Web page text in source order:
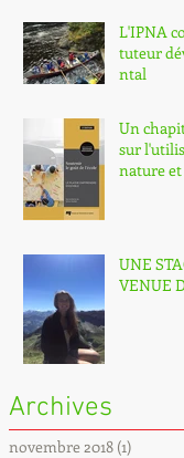
L'IPNA
tuteur
ntal
Un
sur
nature
UNE
VENUE
Archives
novembre 2018 (1)